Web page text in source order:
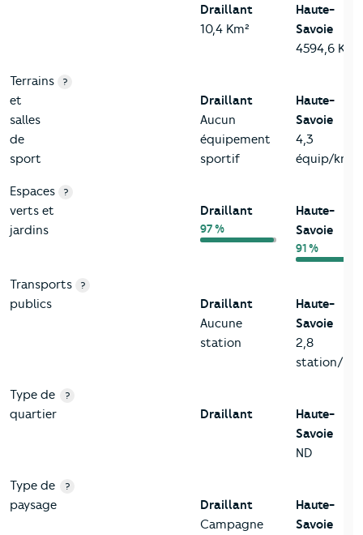
Draillant
10,4 Km²
Haute-
Savoie
4594,6 Km²
Terrains
et
salles
de
sport
?
Draillant
Aucun
équipement
sportif
Haute-
Savoie
4,3
équip/km²
Espaces
verts et
jardins
?
Draillant
97 %
Haute-
Savoie
91 %
Transports
publics
?
Draillant
Aucune
station
Haute-
Savoie
2,8
station/
Type de
quartier
?
Draillant
Haute-
Savoie
ND
Type de
paysage
?
Draillant
Campagne
Haute-
Savoie